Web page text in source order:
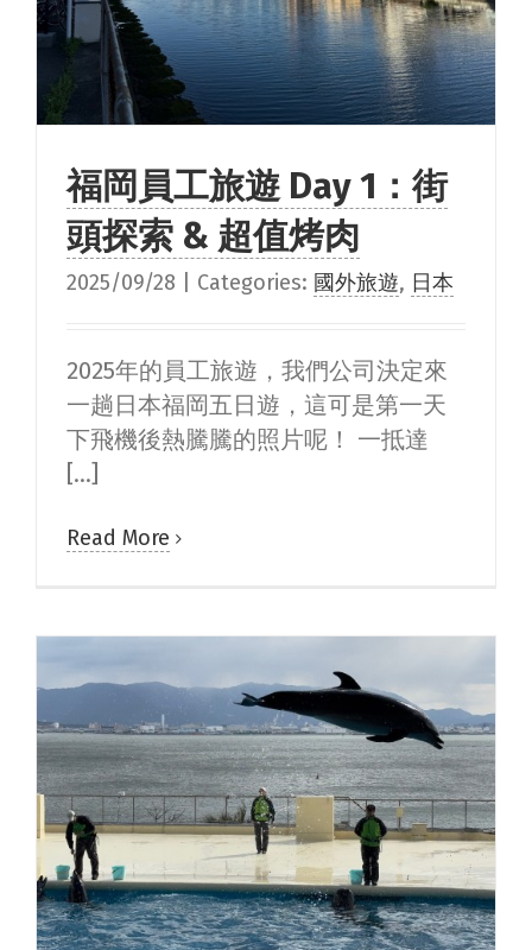
福岡員工旅遊 Day 1：街
頭探索 & 超值烤肉
2025/09/28 Categories: 國外旅遊, 日本
2025年的員工旅遊，我們公司決定來
一趟日本福岡五日遊，這可是第一天
下飛機後熱騰騰的照片呢！ 一抵達
[...]
Read More